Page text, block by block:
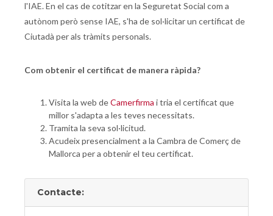
l'IAE. En el cas de cotitzar en la Seguretat Social com a
autònom però sense IAE, s'ha de sol·licitar un certificat de
Ciutadà per als tràmits personals.
Com obtenir el certificat de manera ràpida?
Visita la web deCamerfirma i tria el certificat que
millor s'adapta a les teves necessitats.
Tramita la seva sol·licitud.
Acudeix presencialment a la Cambra de Comerç de
Mallorca per a obtenir el teu certificat.
Contacte: